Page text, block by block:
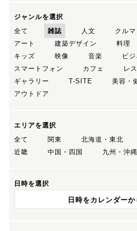
ジャンルを選択
全て
雑誌 人文
クル
アート
建築デザイン 料理
キッズ
映像 音楽
ビ
スマートフォン
カフェ レ
ギャラリー
T-SITE 美容・
アウトドア
エリアを選択
全て
関東 北海道・東北
近畿
中国・四国 九州・沖縄
日時を選択
日時をカレンダーか